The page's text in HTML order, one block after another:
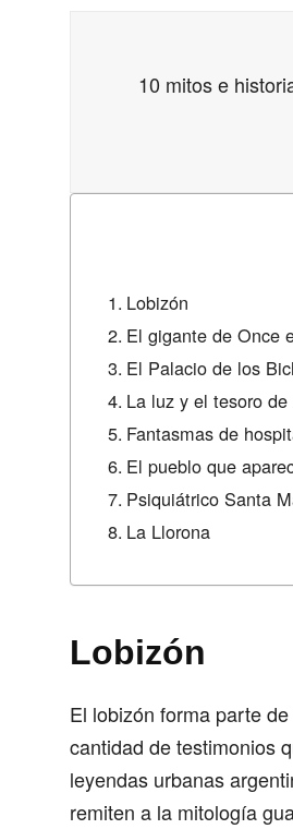
10 mitos e
Lobizón
El gigante de Once
El Palacio de los
La luz y el tesoro
Fantasmas de
El pueblo que
Psiquiátrico Santa
La Llorona
Lobizón
El lobizón forma parte
cantidad de testimonios
leyendas urbanas
remiten a la mitología